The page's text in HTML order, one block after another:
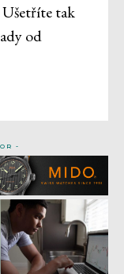
Ušetříte tak
od
-